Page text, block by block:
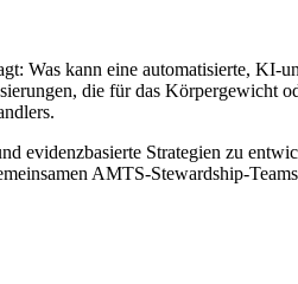
Was kann eine automatisierte, KI-
die für das Körpergewicht
evidenzbasierte Strategien zu
AMTS-Stewardship-